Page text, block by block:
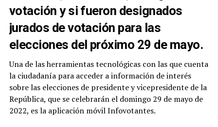
votación y si fueron designados
jurados de votación para las
elecciones del próximo 29 de mayo.
Una de las herramientas tecnológicas con las que cuenta
la ciudadanía para acceder a información de interés
sobre las elecciones de presidente y vicepresidente de la
República, que se celebrarán el domingo 29 de mayo de
2022, es la aplicación móvil Infovotantes.